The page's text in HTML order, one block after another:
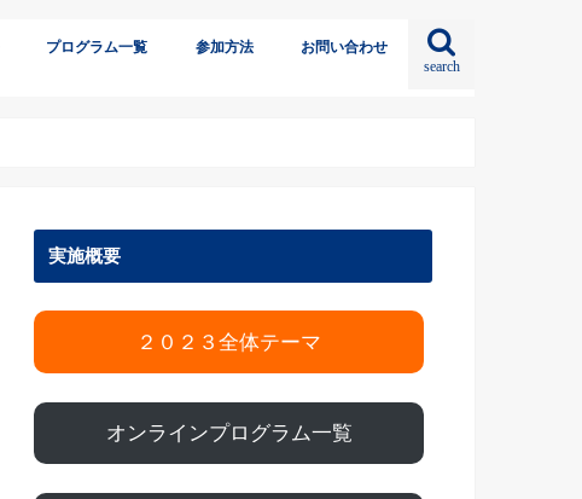
search
プログラム一覧 参加方法 お問い合わせ
実施概要
２０２３全体テーマ
オンラインプログラム一覧